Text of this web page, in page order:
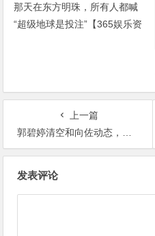
那天在东方明珠，所有人都喊
“超级地球是投注”【365娱乐资
上一篇
郭碧婷清空和向佐动态，最新互动已在几个月之前向佐微博被围攻【365娱乐资讯网】
发表评论